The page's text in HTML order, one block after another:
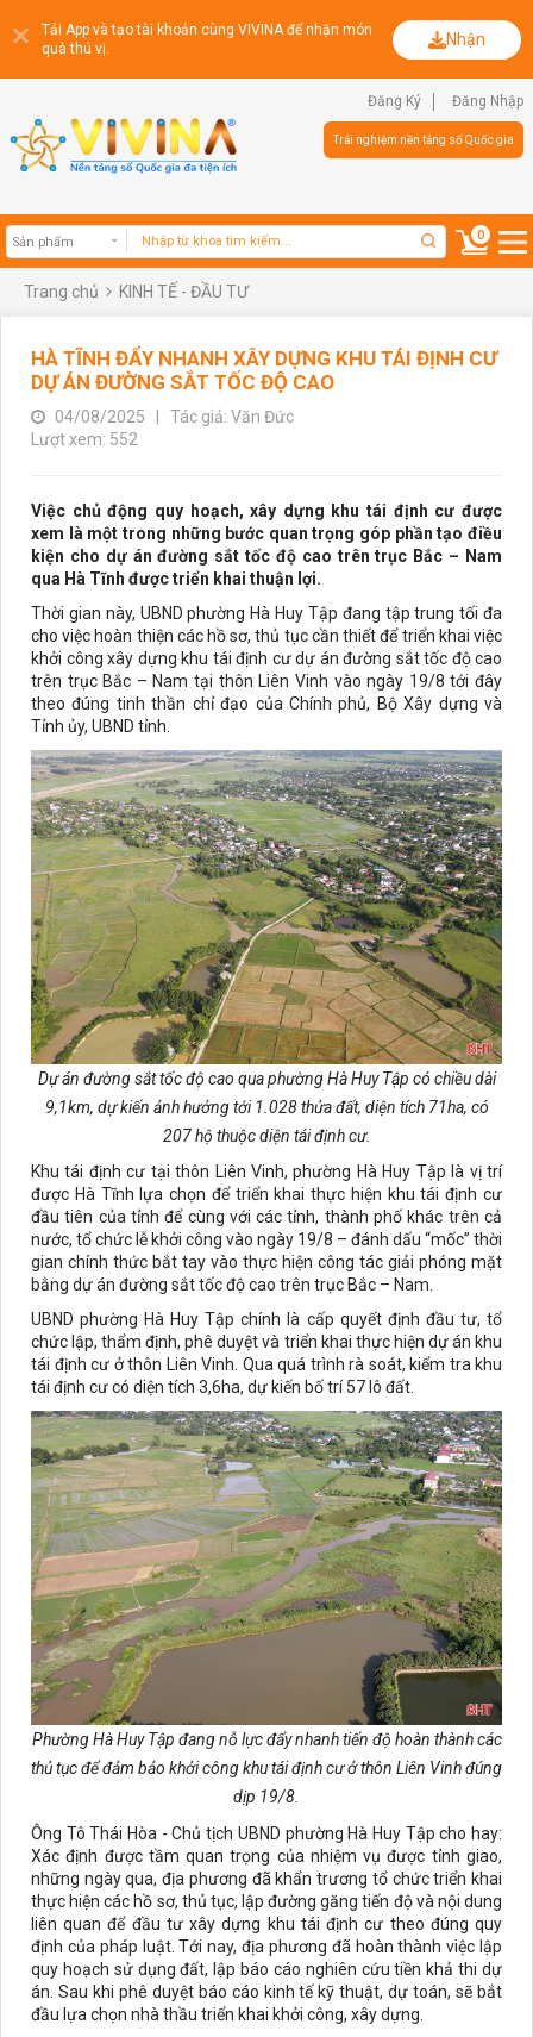
Tải App và tạo tài khoản cùng VIVINA để nhận món
quà thú vị.
Nhận
Đăng Ký Đăng Nhập
Trải nghiệm nền tảng số Quốc gia
Sản phẩm
0
Trang chủ KINH TẾ - ĐẦU TƯ
HÀ TĨNH ĐẨY NHANH XÂY DỰNG KHU TÁI ĐỊNH CƯ
DỰ ÁN ĐƯỜNG SẮT TỐC ĐỘ CAO
04/08/2025
Tác giả: Văn Đức
Lượt xem: 552
Việc chủ động quy hoạch, xây dựng khu tái định cư được
xem là một trong những bước quan trọng góp phần tạo điều
kiện cho dự án đường sắt tốc độ cao trên trục Bắc – Nam
qua Hà Tĩnh được triển khai thuận lợi.
Thời gian này, UBND phường Hà Huy Tập đang tập trung tối đa
cho việc hoàn thiện các hồ sơ, thủ tục cần thiết để triển khai việc
khởi công xây dựng khu tái định cư dự án đường sắt tốc độ cao
trên trục Bắc – Nam tại thôn Liên Vinh vào ngày 19/8 tới đây
theo đúng tinh thần chỉ đạo của Chính phủ, Bộ Xây dựng và
Tỉnh ủy, UBND tỉnh.
Dự án đường sắt tốc độ cao qua phường Hà Huy Tập có chiều dài
9,1km, dự kiến ảnh hưởng tới 1.028 thửa đất, diện tích 71ha, có
207 hộ thuộc diện tái định cư.
Khu tái định cư tại thôn Liên Vinh, phường Hà Huy Tập là vị trí
được Hà Tĩnh lựa chọn để triển khai thực hiện khu tái định cư
đầu tiên của tỉnh để cùng với các tỉnh, thành phố khác trên cả
nước, tổ chức lễ khởi công vào ngày 19/8 – đánh dấu “mốc” thời
gian chính thức bắt tay vào thực hiện công tác giải phóng mặt
bằng dự án đường sắt tốc độ cao trên trục Bắc – Nam.
UBND phường Hà Huy Tập chính là cấp quyết định đầu tư, tổ
chức lập, thẩm định, phê duyệt và triển khai thực hiện dự án khu
tái định cư ở thôn Liên Vinh. Qua quá trình rà soát, kiểm tra khu
tái định cư có diện tích 3,6ha, dự kiến bố trí 57 lô đất.
Phường Hà Huy Tập đang nỗ lực đẩy nhanh tiến độ hoàn thành các
thủ tục để đảm bảo khởi công khu tái định cư ở thôn Liên Vinh đúng
dịp 19/8.
Ông Tô Thái Hòa - Chủ tịch UBND phường Hà Huy Tập cho hay:
Xác định được tầm quan trọng của nhiệm vụ được tỉnh giao,
những ngày qua, địa phương đã khẩn trương tổ chức triển khai
thực hiện các hồ sơ, thủ tục, lập đường găng tiến độ và nội dung
liên quan để đầu tư xây dựng khu tái định cư theo đúng quy
định của pháp luật. Tới nay, địa phương đã hoàn thành việc lập
quy hoạch sử dụng đất, lập báo cáo nghiên cứu tiền khả thi dự
án. Sau khi phê duyệt báo cáo kinh tế kỹ thuật, dự toán, sẽ bắt
đầu lựa chọn nhà thầu triển khai khởi công, xây dựng.